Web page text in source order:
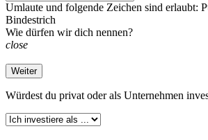
Umlaute und folgende Zeichen sind erlaubt:
Bindestrich
Wie dürfen wir dich nennen?
close
Weiter
Würdest du privat oder als Unternehmen